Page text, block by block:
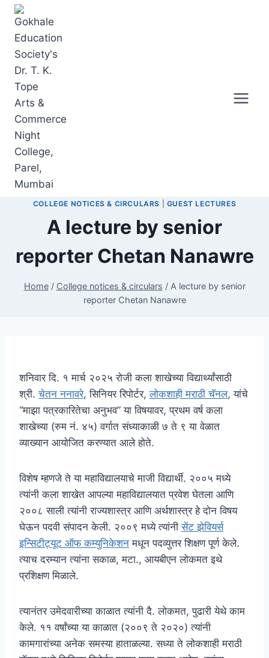
Skip
content
COLLEGE NOTICES & CIRCULARS GUEST LECTURES
A lecture by senior
reporter Chetan Nanawre
Home / College notices & circulars / A lecture by senior
reporter Chetan Nanawre
शनिवार दि. १ मार्च २०२५ रोजी कला शाखेच्या विद्यार्थ्यांसाठी
श्री.चेतन ननावरे, सिनियर रिपोर्टर,लोकशाही मराठी चॅनल, यांचे
“माझा पत्रकारितेचा अनुभव” या विषयावर, प्रथम वर्ष कला
शाखेच्या (रुम नं. ४५) वर्गात संध्याकाळी ७ ते ९ या वेळात
व्याख्यान आयोजित करण्यात आले होते.
विशेष म्हणजे ते या महाविद्यालयाचे माजी विद्यार्थी. २००५ मध्ये
त्यांनी कला शाखेत आपल्या महाविद्यालयात प्रवेश घेतला आणि
२००८ साली त्यांनी राज्यशास्त्र आणि अर्थशास्त्र हे दोन विषय
घेऊन पदवी संपादन केली. २००९ मध्ये त्यांनीसेंट झेवियर्स
इन्सिटीट्यूट ऑफ कम्युनिकेशन मधून पदव्युत्तर शिक्षण पूर्ण केले.
त्याच दरम्यान त्यांना सकाळ, मटा., आयबीएन लोकमत इथे
प्रशिक्षण मिळाले.
त्यानंतर उमेदवारीच्या काळात त्यांनी दै. लोकमत, पुढारी येथे काम
केले. ११ वर्षांच्या या काळात (२००९ ते २०२०) त्यांनी
कामगारांच्या अनेक समस्या हाताळल्या. सध्या ते लोकशाही मराठी